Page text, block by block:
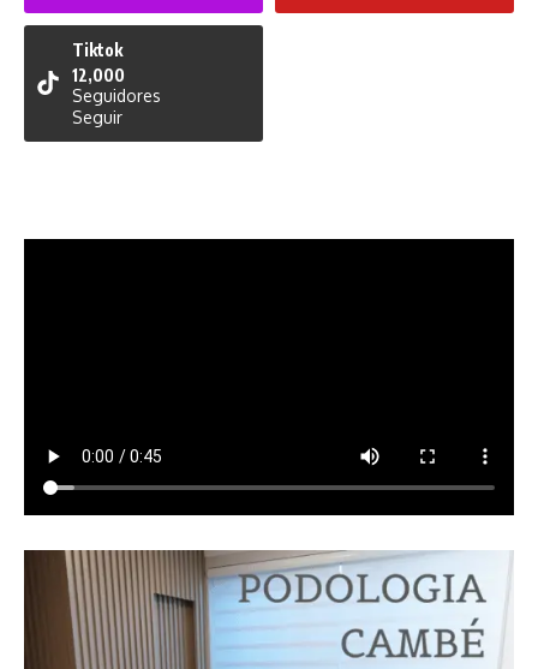
Tiktok
12,000
Seguidores
Seguir